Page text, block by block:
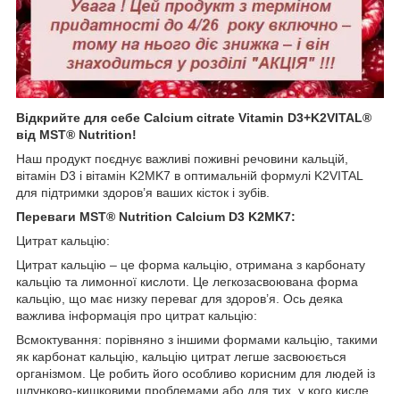
Відкрийте для себе Calcium citrate Vitamin D3+K2VITAL®
від MST® Nutrition!
Наш продукт поєднує важливі поживні речовини кальцій,
вітамін D3 і вітамін K2MK7 в оптимальній формулі K2VITAL
для підтримки здоров’я ваших кісток і зубів.
Переваги MST® Nutrition Calcium D3 K2MK7:
Цитрат кальцію:
Цитрат кальцію – це форма кальцію, отримана з карбонату
кальцію та лимонної кислоти. Це легкозасвоювана форма
кальцію, що має низку переваг для здоров’я. Ось деяка
важлива інформація про цитрат кальцію:
Всмоктування: порівняно з іншими формами кальцію, такими
як карбонат кальцію, кальцію цитрат легше засвоюється
організмом. Це робить його особливо корисним для людей із
шлунково-кишковими проблемами або для тих, у кого кисле